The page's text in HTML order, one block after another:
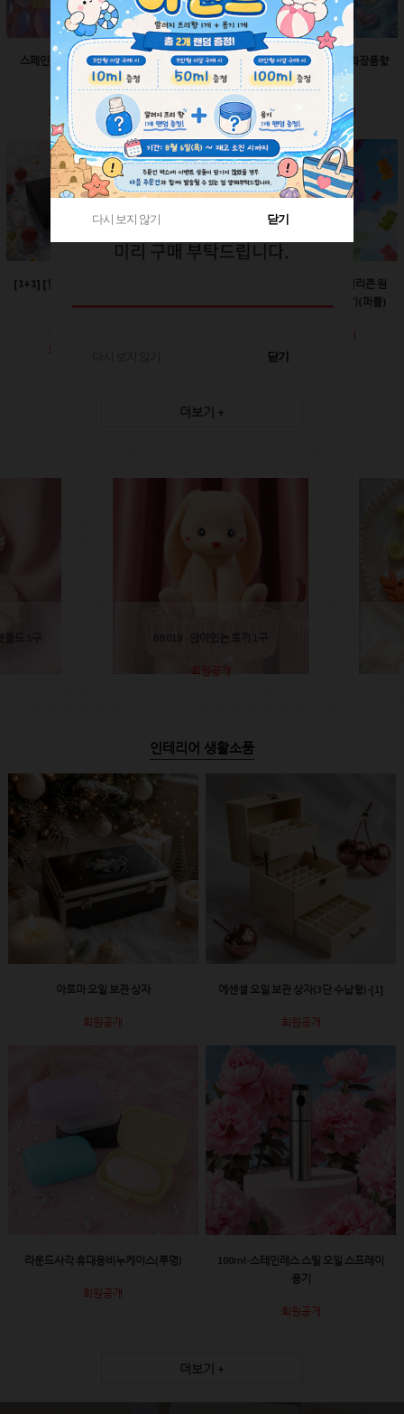
스페인산 향료-향수향
2ml
회원공개
스페인산 향료-비누향
2ml
회원공개
스페인산 향료-화장품향
2ml
회원공개
[1+1] [한정판매]매트블
회원공개
60ml-몬스터 실리콘 원
터치캡 튜브용기(퍼플)
회원공개
더보기 +
드 1구 BB019 - 앉아있는 토끼 1구
회원공개
인테리어 생활소품
아로마 오일 보관 상자
회원공개
에센셜 오일 보관 상자(3단 수납형)-[1]
회원공개
라운드사각 휴대용비누케이스(투명)
회원공개
100ml-스테인레스 스틸 오일 스프레이
용기
회원공개
더보기 +
다시 보지 않기 닫기
다시 보지 않기 닫기
닫기